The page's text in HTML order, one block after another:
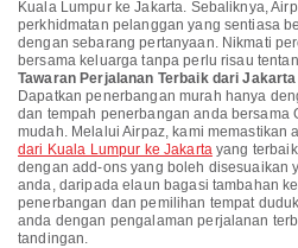
Kuala Lumpur ke Jakarta. Sebaliknya,
perkhidmatan pelanggan yang sentiasa
dengan sebarang pertanyaan. Nikmati
bersama keluarga tanpa perlu risau
Tawaran Perjalanan Terbaik dari Jakarta
Dapatkan penerbangan murah hanya
dan tempah penerbangan anda bersama
mudah. Melalui Airpaz, kami memastikan
dari Kuala Lumpur ke Jakartayang
dengan add-ons yang boleh disesuaikan
anda, daripada elaun bagasi tambahan
penerbangan dan pemilihan tempat
anda dengan pengalaman perjalanan
tandingan.